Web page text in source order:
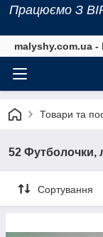
Працюємо З
malyshy.com.ua
Товари та
52 Футболочки,
Сортування